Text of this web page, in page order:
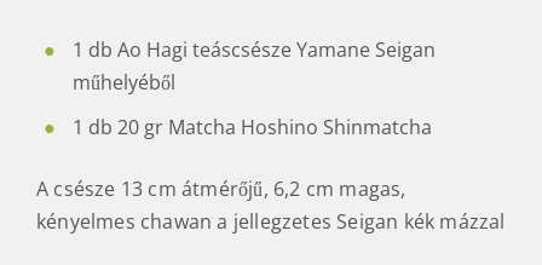
1 db Ao Hagi teáscsésze Yamane Seigan
műhelyéből
1 db 20 gr Matcha Hoshino Shinmatcha
A csésze 13 cm átmérőjű, 6,2 cm magas,
kényelmes chawan a jellegzetes Seigan kék mázzal